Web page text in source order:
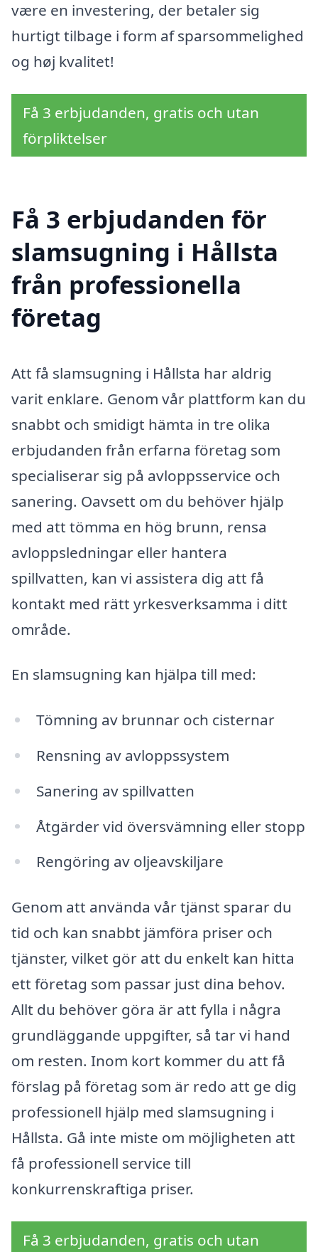
være en investering, der betaler sig
hurtigt tilbage i form af sparsommelighed
og høj kvalitet!
Få 3 erbjudanden, gratis och utan
förpliktelser
Få 3 erbjudanden för
slamsugning i Hållsta
från professionella
företag
Att få slamsugning i Hållsta har aldrig
varit enklare. Genom vår plattform kan du
snabbt och smidigt hämta in tre olika
erbjudanden från erfarna företag som
specialiserar sig på avloppsservice och
sanering. Oavsett om du behöver hjälp
med att tömma en hög brunn, rensa
avloppsledningar eller hantera
spillvatten, kan vi assistera dig att få
kontakt med rätt yrkesverksamma i ditt
område.
En slamsugning kan hjälpa till med:
Tömning av brunnar och cisternar
Rensning av avloppssystem
Sanering av spillvatten
Åtgärder vid översvämning eller stopp
Rengöring av oljeavskiljare
Genom att använda vår tjänst sparar du
tid och kan snabbt jämföra priser och
tjänster, vilket gör att du enkelt kan hitta
ett företag som passar just dina behov.
Allt du behöver göra är att fylla i några
grundläggande uppgifter, så tar vi hand
om resten. Inom kort kommer du att få
förslag på företag som är redo att ge dig
professionell hjälp med slamsugning i
Hållsta. Gå inte miste om möjligheten att
få professionell service till
konkurrenskraftiga priser.
Få 3 erbjudanden, gratis och utan